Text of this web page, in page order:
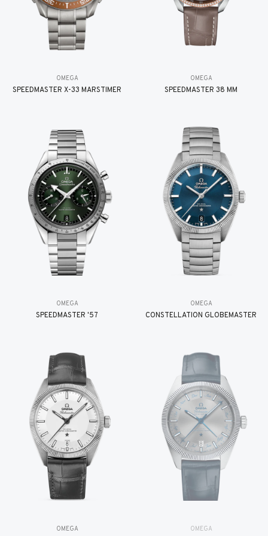
OMEGA
SPEEDMASTER X-33 MARSTIMER
OMEGA
SPEEDMASTER 38 MM
OMEGA
SPEEDMASTER '57
OMEGA
CONSTELLATION GLOBEMASTER
OMEGA OMEGA